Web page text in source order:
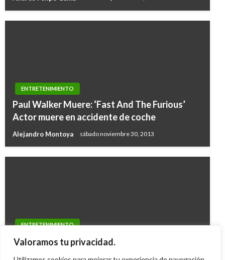
Valoramos tu privacidad.
ENTRETENIMIENTO
Paul Walker Muere: ‘Fast And The Furious’
Actor muere en accidente de coche
Alejandro Montoya sábado noviembre 30, 2013
ENTRETENIMIENTO
«No me juzguen y no me traten mal»: Diana